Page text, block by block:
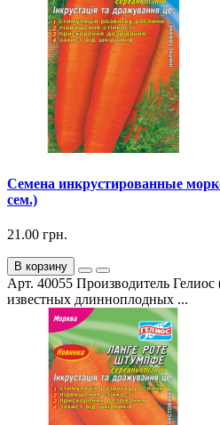
Семена инкрустированные
сем.)
21.00 грн.
В корзину
Арт. 40055 Производитель
известных длинноплодных ...